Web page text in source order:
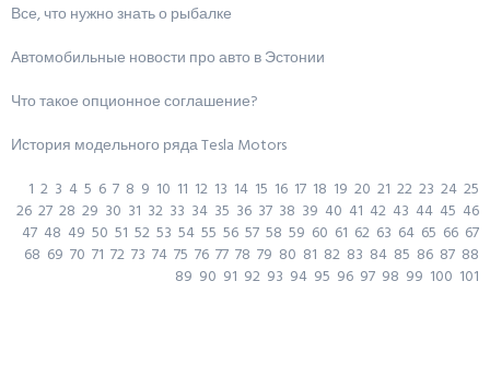
Все, что нужно знать о рыбалке
Автомобильные новости про авто в Эстонии
Что такое опционное соглашение?
История модельного ряда Tesla Motors
1 2 3 4 5 6 7 8 9 10 11 12 13 14 15 16 17 18 19 20 21 22 23 24 25
26 27 28 29 30 31 32 33 34 35 36 37 38 39 40 41 42 43 44 45 46
47 48 49 50 51 52 53 54 55 56 57 58 59 60 61 62 63 64 65 66 67
68 69 70 71 72 73 74 75 76 77 78 79 80 81 82 83 84 85 86 87 88
89 90 91 92 93 94 95 96 97 98 99 100 101